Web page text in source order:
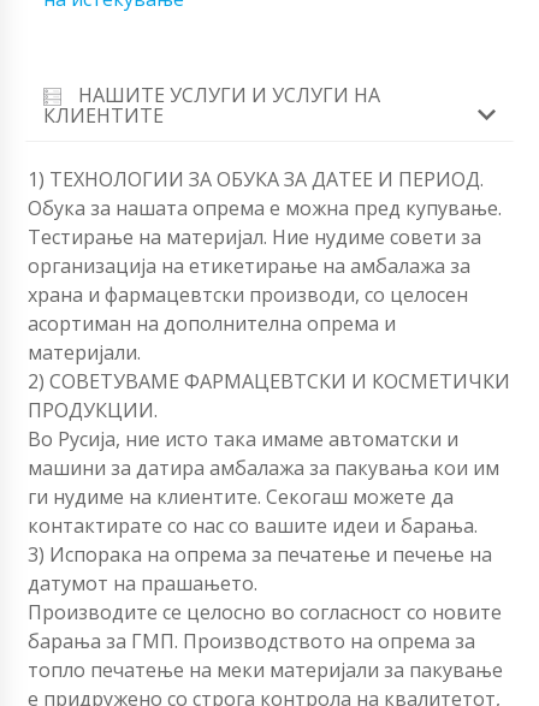
НАШИТЕ УСЛУГИ И УСЛУГИ НА
КЛИЕНТИТЕ
1) ТЕХНОЛОГИИ ЗА ОБУКА ЗА ДАТЕЕ И ПЕРИОД.
Обука за нашата опрема е можна пред купување.
Тестирање на материјал. Ние нудиме совети за
организација на етикетирање на амбалажа за
храна и фармацевтски производи, со целосен
асортиман на дополнителна опрема и
материјали.
2) СОВЕТУВАМЕ ФАРМАЦЕВТСКИ И КОСМЕТИЧКИ
ПРОДУКЦИИ.
Во Русија, ние исто така имаме автоматски и
машини за датира амбалажа за пакувања кои им
ги нудиме на клиентите. Секогаш можете да
контактирате со нас со вашите идеи и барања.
3) Испорака на опрема за печатење и печење на
датумот на прашањето.
Производите се целосно во согласност со новите
барања за ГМП. Производството на опрема за
топло печатење на меки материјали за пакување
е придружено со строга контрола на квалитетот,